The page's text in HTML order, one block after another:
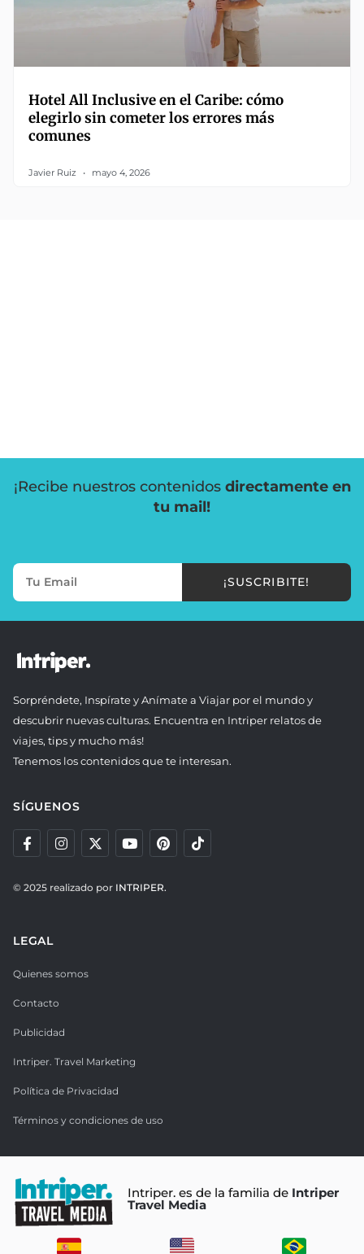
Hotel All Inclusive en el Caribe: cómo
elegirlo sin cometer los errores más
comunes
Javier Ruiz mayo 4, 2026
¡Recibe nuestros contenidos directamente en
tu mail!
¡SUSCRIBITE!
Sorpréndete, Inspírate y Anímate a Viajar por el mundo y
descubrir nuevas culturas. Encuentra en Intriper relatos de
viajes, tips y mucho más!
Tenemos los contenidos que te interesan.
SÍGUENOS
© 2025 realizado por INTRIPER.
LEGAL
Quienes somos
Contacto
Publicidad
Intriper. Travel Marketing
Política de Privacidad
Términos y condiciones de uso
Intriper. es de la familia de Intriper
Travel Media